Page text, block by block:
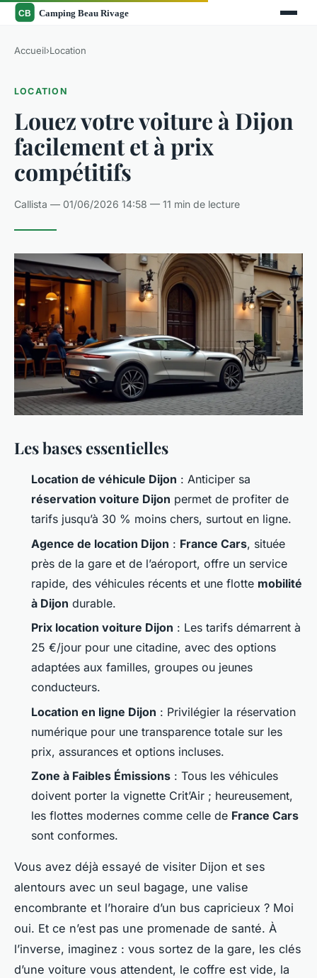
Accueil›Location
LOCATION
Louez votre voiture à Dijon
facilement et à prix
compétitifs
Callista — 01/06/2026 14:58 — 11 min de lecture
Les bases essentielles
Location de véhicule Dijon : Anticiper sa
réservation voiture Dijon permet de profiter de
tarifs jusqu’à 30 % moins chers, surtout en ligne.
Agence de location Dijon : France Cars, située
près de la gare et de l’aéroport, offre un service
rapide, des véhicules récents et une flotte mobilité
à Dijon durable.
Prix location voiture Dijon : Les tarifs démarrent à
25 €/jour pour une citadine, avec des options
adaptées aux familles, groupes ou jeunes
conducteurs.
Location en ligne Dijon : Privilégier la réservation
numérique pour une transparence totale sur les
prix, assurances et options incluses.
Zone à Faibles Émissions : Tous les véhicules
doivent porter la vignette Crit’Air ; heureusement,
les flottes modernes comme celle de France Cars
sont conformes.
Vous avez déjà essayé de visiter Dijon et ses
alentours avec un seul bagage, une valise
encombrante et l’horaire d’un bus capricieux ? Moi
oui. Et ce n’est pas une promenade de santé. À
l’inverse, imaginez : vous sortez de la gare, les clés
d’une voiture vous attendent, le coffre est vide, la